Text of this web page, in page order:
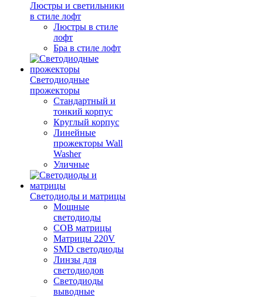
Люстры и светильники
в стиле лофт
Люстры в стиле
лофт
Бра в стиле лофт
Светодиодные
прожекторы
Стандартный и
тонкий корпус
Круглый корпус
Линейные
прожекторы Wall
Washer
Уличные
Светодиоды и матрицы
Мощные
светодиоды
COB матрицы
Матрицы 220V
SMD светодиоды
Линзы для
светодиодов
Светодиоды
выводные